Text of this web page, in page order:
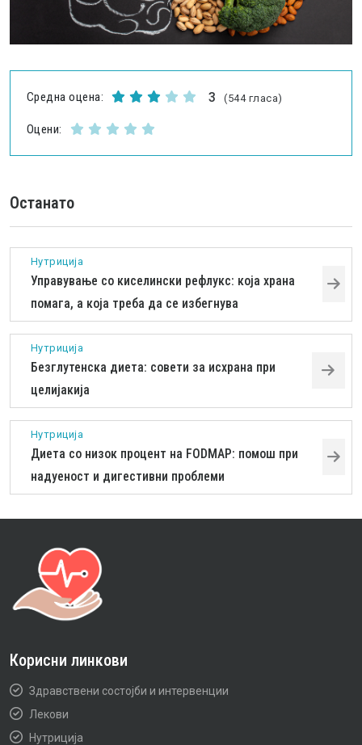
Останато
Нутриција
Управување со киселински рефлукс: која храна
помага, а која треба да се избегнува
Нутриција
Безглутенска диета: совети за исхрана при
целијакија
Нутриција
Диета со низок процент на FODMAP: помош при
надуеност и дигестивни проблеми
Средна оцена: 3 (544 гласа)
Оцени:
Корисни линкови
Здравствени состојби и интервенции
Лекови
Нутриција